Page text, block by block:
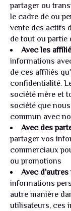
partager ou
le cadre de ou
vente des actifs
de tout ou partie
Avec les
informations
de ces affiliés
confidentialité.
société mère et
société que
commun avec
Avec des
partager vos
commerciaux
ou promotions
Avec
informations
autre manière
utilisateurs, ces